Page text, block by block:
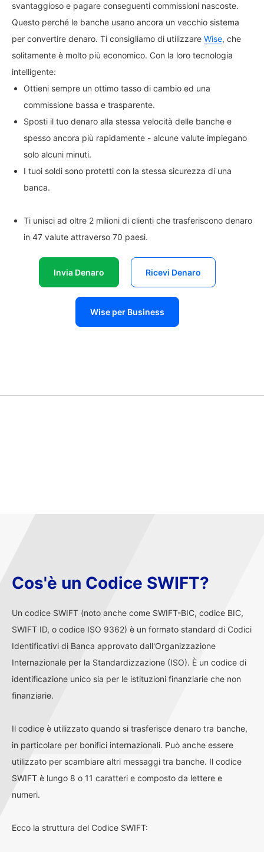
svantaggioso e pagare conseguenti commissioni nascoste.
Questo perché le banche usano ancora un vecchio sistema
per convertire denaro. Ti consigliamo di utilizzare Wise, che
solitamente è molto più economico. Con la loro tecnologia
intelligente:
Ottieni sempre un ottimo tasso di cambio ed una
commissione bassa e trasparente.
Sposti il tuo denaro alla stessa velocità delle banche e
spesso ancora più rapidamente - alcune valute impiegano
solo alcuni minuti.
I tuoi soldi sono protetti con la stessa sicurezza di una
banca.
Ti unisci ad oltre 2 milioni di clienti che trasferiscono denaro
in 47 valute attraverso 70 paesi.
Invia Denaro Ricevi Denaro
Wise per Business
Cos'è un Codice SWIFT?
Un codice SWIFT (noto anche come SWIFT-BIC, codice BIC,
SWIFT ID, o codice ISO 9362) è un formato standard di Codici
Identificativi di Banca approvato dall'Organizzazione
Internazionale per la Standardizzazione (ISO). È un codice di
identificazione unico sia per le istituzioni finanziarie che non
finanziarie.
Il codice è utilizzato quando si trasferisce denaro tra banche,
in particolare per bonifici internazionali. Può anche essere
utilizzato per scambiare altri messaggi tra banche. Il codice
SWIFT è lungo 8 o 11 caratteri e composto da lettere e
numeri.
Ecco la struttura del Codice SWIFT: